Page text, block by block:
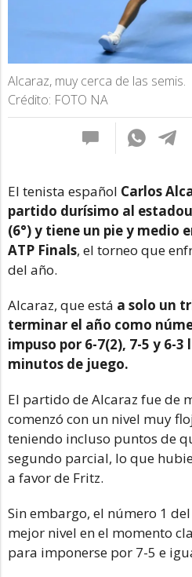
Alcaraz, muy cerca de las semis.
Crédito: FOTO NA
El tenista español Carlos
partido durísimo al
(6°) y tiene un pie y medio
ATP Finals, el torneo que
del año.
Alcaraz, que está a solo un
terminar el año como
impuso por 6-7(2), 7-5 y 6-3
minutos de juego.
El partido de Alcaraz fue de
comenzó con un nivel muy
teniendo incluso puntos de
segundo parcial, lo que
a favor de Fritz.
Sin embargo, el número 1
mejor nivel en el momento
para imponerse por 7-5 e